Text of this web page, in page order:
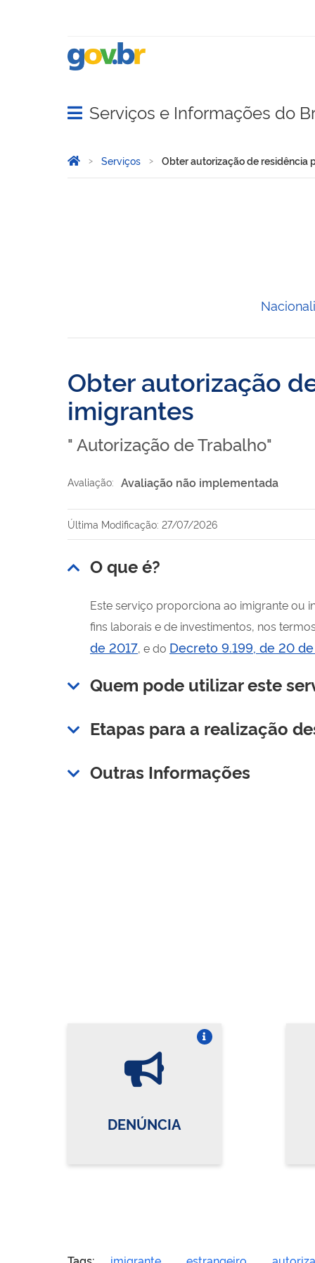
Abrir menu principal de navegação
Serviços e Informações do
Você está aqui:
Página Inicial
Serviços Obter autorização de residência
Obter autorização
imigrantes
" Autorização de Trabalho"
Avaliação: Avaliação não implementada
Última Modificação: 27/07/2026
O que é?
Este serviço proporciona ao imigrante ou
fins laborais e de investimentos, nos
de 2017, e do Decreto 9.199, de 20
Quem pode utilizar este
Etapas para a realização
Outras Informações
DENÚNCIA